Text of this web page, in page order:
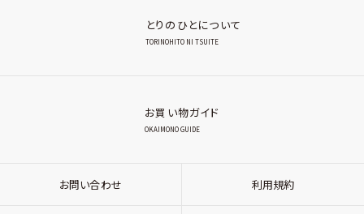
とりのひとについて
TORINOHITO NI TSUITE
お買い物ガイド
OKAIMONO GUIDE
お問い合わせ 利用規約